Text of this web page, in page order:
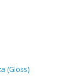
(Gloss)